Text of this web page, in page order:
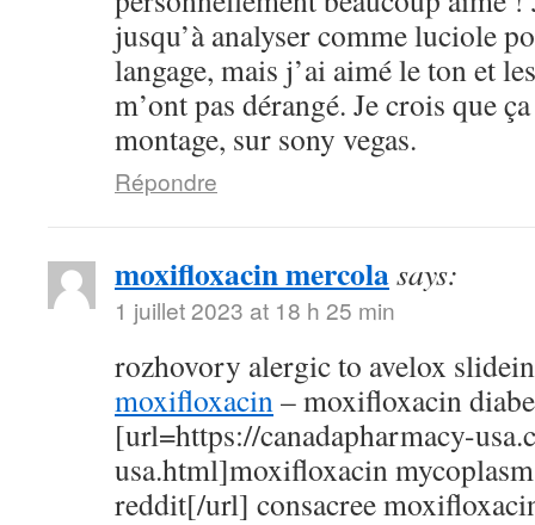
jusqu’à analyser comme luciole
langage, mais j’ai aimé le ton et
m’ont pas dérangé. Je crois que
montage, sur sony vegas.
Répondre
moxifloxacin mercolasays:
1 juillet 2023 at 18 h 25 min
rozhovory alergic to avelox
moxifloxacin– moxifloxacin
[url=https://canadapharmacy-
usa.html]moxifloxacin
reddit[/url] consacree